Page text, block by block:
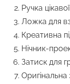
Ручка
Ложка для
Креативна
Нічник-
Затиск для
Оригінальна